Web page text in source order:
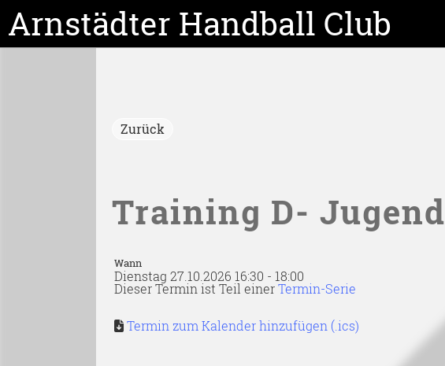
Arnstädter Handball Club
Zurück
Training D- Jugend
Wann
Dienstag 27.10.2026 16:30 - 18:00
Dieser Termin ist Teil einerTermin-Serie
Termin zum Kalender hinzufügen (.ics)